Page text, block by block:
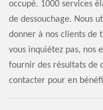
occupé. 1000 services
de dessouchage. Nous
donner à nos clients de
vous inquiétez pas, nos
fournir des résultats de
contacter pour en